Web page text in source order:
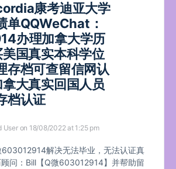
康考迪亚大学
单QQWeChat：
办理加拿大学历
国真实本科学位
存档可查留信网认
大真实回国人员
档认证
User on 18/08/2022 at 1:25 pm
603012914解决无法毕业，无法认证真
问：Bill【Q微603012914】并帮助留